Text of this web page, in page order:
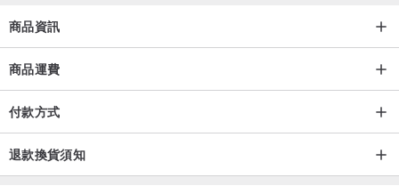
商品資訊
商品運費
付款方式
退款換貨須知